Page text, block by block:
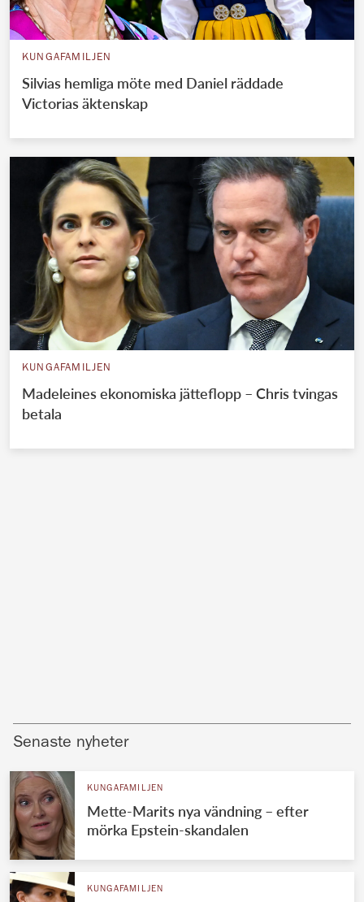
KUNGAFAMILJEN
Silvias hemliga möte med Daniel räddade
Victorias äktenskap
KUNGAFAMILJEN
Madeleines ekonomiska jätteflopp – Chris tvingas
betala
Senaste nyheter
KUNGAFAMILJEN
Mette-Marits nya vändning – efter
mörka Epstein-skandalen
KUNGAFAMILJEN